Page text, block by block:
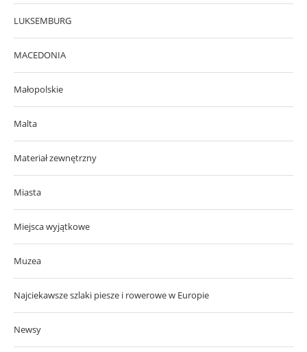
LUKSEMBURG
MACEDONIA
Małopolskie
Malta
Materiał zewnętrzny
Miasta
Miejsca wyjątkowe
Muzea
Najciekawsze szlaki piesze i rowerowe w Europie
Newsy